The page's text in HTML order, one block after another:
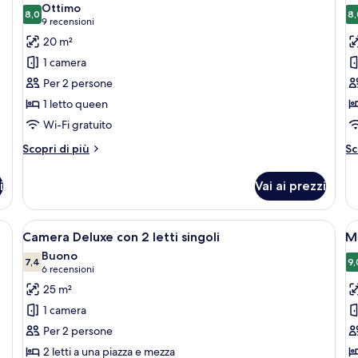
le
foto
per
Doppia
Standard
8,08,0 su 10
Ottimo
9 recensioni
(9
recensioni)
20 m²
1 camera
Per 2 persone
1 letto queen
Wi-Fi gratuito
Scopri di più
Altri
Standard
Vai ai prezzi
le
2
2
e un menu.
Apri
tutte
le
foto
per
Camera
Deluxe
Camera matrimoniale con due letti,
11
Camera Deluxe con 2 letti singoli
7,47,4 su 10
Buono
6 recensioni
(6
recensioni)
25 m²
1 camera
Per 2 persone
2 letti a una piazza e mezza
le